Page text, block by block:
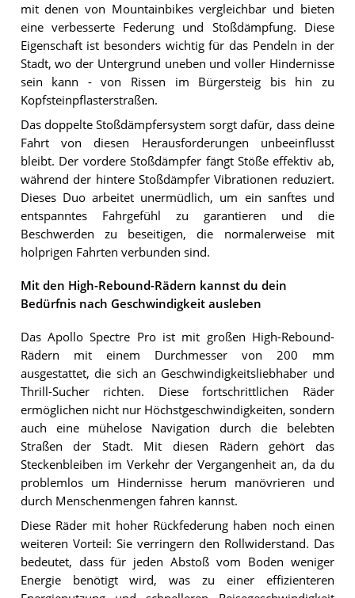
mit denen von Mountainbikes vergleichbar und bieten
eine verbesserte Federung und Stoßdämpfung. Diese
Eigenschaft ist besonders wichtig für das Pendeln in der
Stadt, wo der Untergrund uneben und voller Hindernisse
sein kann - von Rissen im Bürgersteig bis hin zu
Kopfsteinpflasterstraßen.
Das doppelte Stoßdämpfersystem sorgt dafür, dass deine
Fahrt von diesen Herausforderungen unbeeinflusst
bleibt. Der vordere Stoßdämpfer fängt Stöße effektiv ab,
während der hintere Stoßdämpfer Vibrationen reduziert.
Dieses Duo arbeitet unermüdlich, um ein sanftes und
entspanntes Fahrgefühl zu garantieren und die
Beschwerden zu beseitigen, die normalerweise mit
holprigen Fahrten verbunden sind.
Mit den High-Rebound-Rädern kannst du dein
Bedürfnis nach Geschwindigkeit ausleben
Das Apollo Spectre Pro ist mit großen High-Rebound-
Rädern mit einem Durchmesser von 200 mm
ausgestattet, die sich an Geschwindigkeitsliebhaber und
Thrill-Sucher richten. Diese fortschrittlichen Räder
ermöglichen nicht nur Höchstgeschwindigkeiten, sondern
auch eine mühelose Navigation durch die belebten
Straßen der Stadt. Mit diesen Rädern gehört das
Steckenbleiben im Verkehr der Vergangenheit an, da du
problemlos um Hindernisse herum manövrieren und
durch Menschenmengen fahren kannst.
Diese Räder mit hoher Rückfederung haben noch einen
weiteren Vorteil: Sie verringern den Rollwiderstand. Das
bedeutet, dass für jeden Abstoß vom Boden weniger
Energie benötigt wird, was zu einer effizienteren